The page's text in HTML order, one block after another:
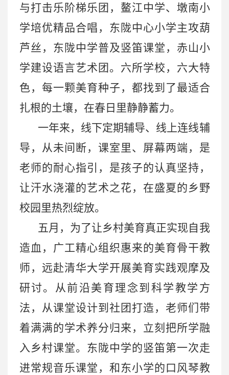
与打击乐阶梯乐团，鳌江中学、墩南小
学培优精品合唱，东陇中心小学主攻葫
芦丝，东陇中学普及竖笛课堂，赤山小
学建设语言艺术团。六所学校，六大特
色，每一颗美育种子，都找到了最适合
扎根的土壤，在春日里静静蓄力。
一年来，线下定期辅导、线上连线辅
导，从未间断，课室里、屏幕两端，是
老师的耐心指引，是孩子的认真坚持，
让汗水浇灌的艺术之花，在盛夏的乡野
校园里热烈绽放。
五月，为了让乡村美育真正实现自我
造血，广工精心组织惠来的美育骨干教
师，远赴清华大学开展美育实践观摩及
研讨。从前沿美育理念到科学教学方
法，从课堂设计到社团打造，老师们带
着满满的学术养分归来，立刻把所学融
入乡村课堂。东陇中学的竖笛第一次走
进常规音乐课堂，和东小学的口风琴教